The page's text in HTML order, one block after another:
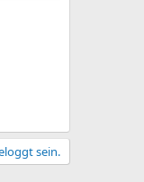
sein.